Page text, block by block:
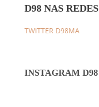
D98 NAS REDES
TWITTER D98MA
INSTAGRAM D98